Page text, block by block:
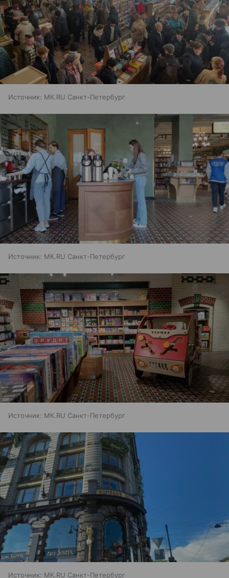
Источник: МК.RU Санкт-Петербург
Источник: МК.RU Санкт-Петербург
Источник: МК.RU Санкт-Петербург
Источник: МК.RU Санкт-Петербург